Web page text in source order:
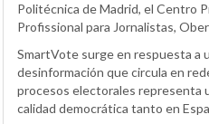
Politécnica de Madrid, el Centro
Profissional para Jornalistas,
SmartVote surge en respuesta a
desinformación que circula en
procesos electorales representa
calidad democrática tanto en